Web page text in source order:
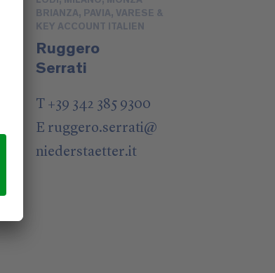
BRIANZA, PAVIA, VARESE &
KEY ACCOUNT ITALIEN
Ruggero
Serrati
T +39 342 385 9300
E ruggero.serrati@
niederstaetter.it